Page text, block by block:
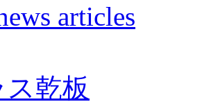
articles
ス乾板